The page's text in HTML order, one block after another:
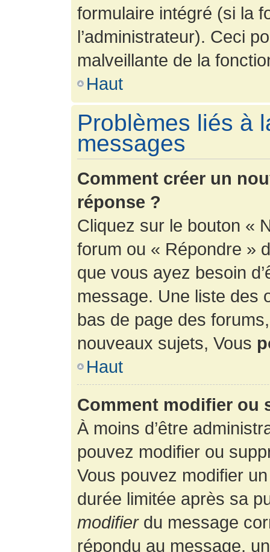
formulaire intégré (si la
l’administrateur). Ceci
malveillante de la
Haut
Problèmes liés à
messages
Comment créer un
réponse ?
Cliquez sur le bouton «
forum ou « Répondre »
que vous ayez besoin
message. Une liste des
bas de page des
nouveaux sujets, Vous
Haut
Comment modifier ou
À moins d’être
pouvez modifier ou
Vous pouvez modifier
durée limitée après sa
modifierdu message
répondu au message,